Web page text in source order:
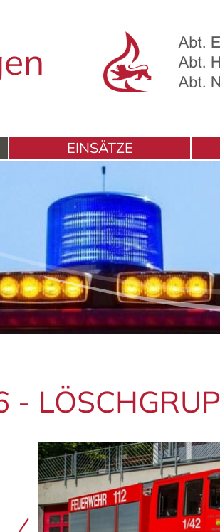
EINSÄTZE
-